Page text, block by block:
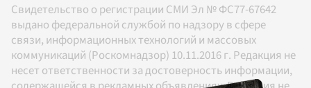
Свидетельство о регистрации СМИ Эл № ФС77-67642
выдано федеральной службой по надзору в сфере
связи, информационных технологий и массовых
коммуникаций (Роскомнадзор) 10.11.2016 г. Редакция не
несет ответственности за достоверность информации,